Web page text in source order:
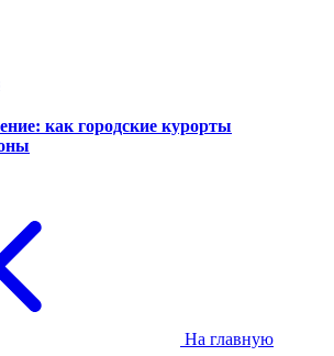
как городские курорты
На главную